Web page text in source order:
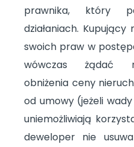
prawnika, który
działaniach.
swoich praw w
wówczas żądać
obniżenia ceny
od umowy (jeżeli
uniemożliwiają
deweloper nie